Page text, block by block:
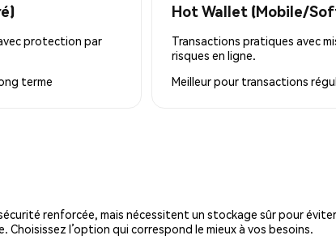
protection par
terme
Hot Wallet (Mobile/
Transactions pratiques avec
risques en ligne.
Meilleur pour transactions
renforcée, mais nécessitent un stockage sûr pour
l’option qui correspond le mieux à vos besoins.